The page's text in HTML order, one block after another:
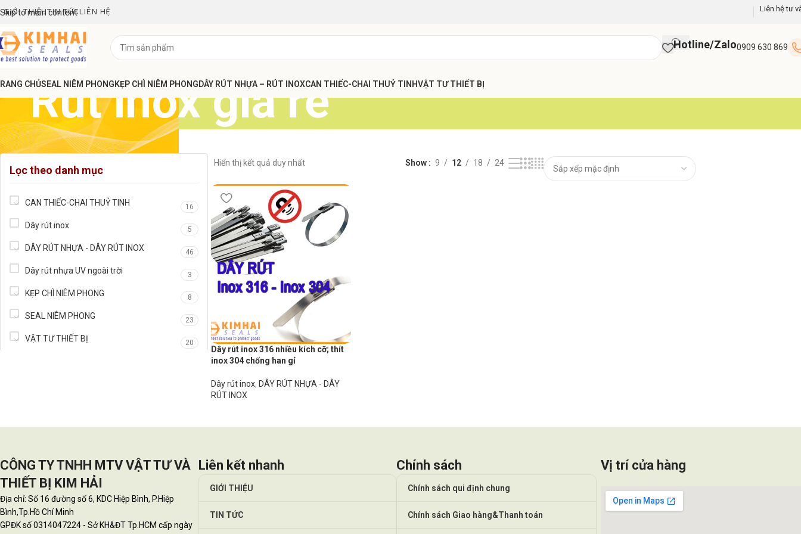
Skip to main content
GIỚI THIỆUTIN TỨC LIÊN HỆ Liên hệ tư
Hotline/Zalo0909 630 869
CHỦSEAL NIÊM PHONGKẸP CHÌ NIÊM PHONGDÂY RÚT NHỰA – RÚT INOXCAN THIẾC-CHAI THUỶ TINHVẬT TƯ THIẾT BỊ
Rút inox giá rẻ
Lọc theo danh mục
CAN THIẾC-CHAI THUỶ TINH 16
Dây rút inox 5
DÂY RÚT NHỰA - DÂY RÚT INOX 46
Dây rút nhựa UV ngoài trời 3
KẸP CHÌ NIÊM PHONG 8
SEAL NIÊM PHONG 23
VẬT TƯ THIẾT BỊ 20
Hiển thị kết quả duy nhất Show 9 12 18 24
Dây rút inox 316 nhiều kích cỡ; thít
inox 304 chống han gỉ
Dây rút inox, DÂY RÚT NHỰA - DÂY
RÚT INOX
CÔNG TY TNHH MTV VẬT TƯ VÀ
THIẾT BỊ KIM HẢI
Địa chỉ: Số 16 đường số 6, KDC Hiệp Bình, P.Hiệp
Bình,Tp.Hồ Chí Minh
GPĐK số 0314047224 - Sở KH&ĐT Tp.HCM cấp ngày
Liên kết nhanh
GIỚI THIỆU
TIN TỨC
Chính sách
Chính sách qui định chung
Chính sách Giao hàng&Thanh toán
Vị trí cửa hàng